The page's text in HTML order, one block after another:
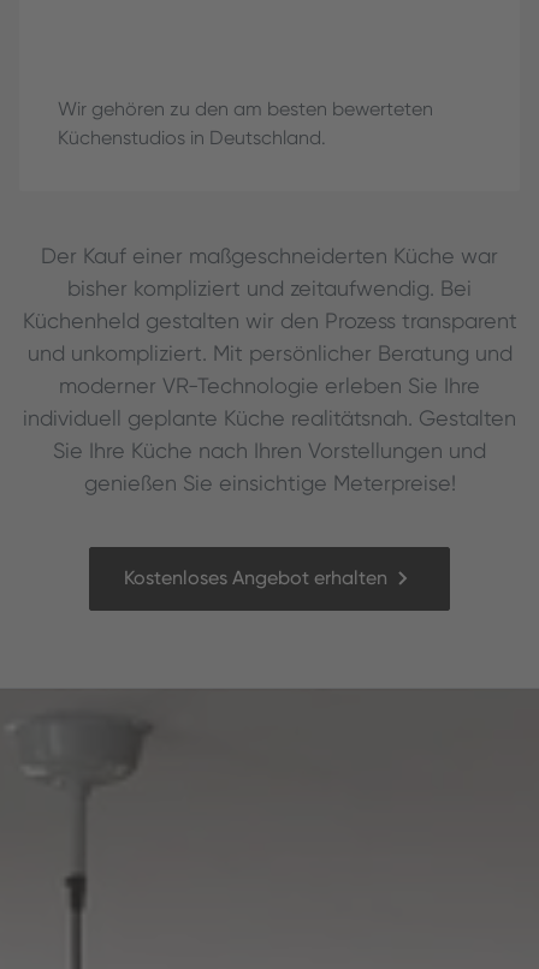
Wir gehören zu den am besten bewerteten
Küchenstudios in Deutschland.
Der Kauf einer maßgeschneiderten Küche war
bisher kompliziert und zeitaufwendig. Bei
Küchenheld gestalten wir den Prozess transparent
und unkompliziert. Mit persönlicher Beratung und
moderner VR-Technologie erleben Sie Ihre
individuell geplante Küche realitätsnah. Gestalten
Sie Ihre Küche nach Ihren Vorstellungen und
genießen Sie einsichtige Meterpreise!
Kostenloses Angebot erhalten